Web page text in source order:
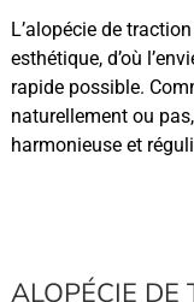
L’alopécie de
esthétique, d’où
rapide possible.
naturellement ou
harmonieuse et
ALOPÉCIE DE